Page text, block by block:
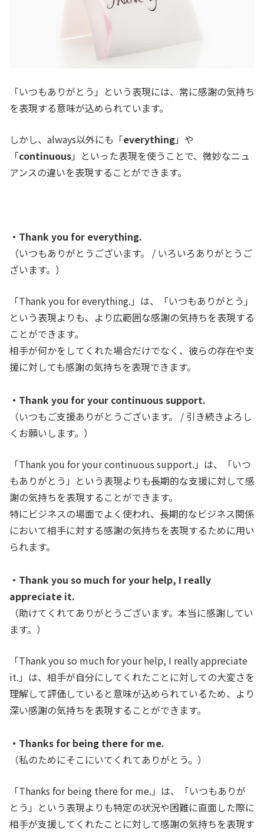
「いつもありがとう」という表現には、常に感謝の気持ち
を表現する意味が込められています。
しかし、always以外にも「everything」や
「continuous」といった表現を使うことで、微妙なニュ
アンスの違いを表現することができます。
・Thank you for everything.
（いつもありがとうございます。 / いろいろありがとうご
ざいます。）
「Thank you for everything.」は、「いつもありがとう」
という表現よりも、より広範囲な感謝の気持ちを表現する
ことができます。
相手が何かをしてくれた場合だけでなく、彼らの存在や支
援に対しても感謝の気持ちを表現できます。
・Thank you for your continuous support.
（いつもご支援ありがとうございます。 / 引き続きよろし
くお願いします。）
「Thank you for your continuous support.」は、「いつ
もありがとう」という表現よりも長期的な支援に対して感
謝の気持ちを表現することができます。
特にビジネスの場面でよく使われ、長期的なビジネス関係
において相手に対する感謝の気持ちを表現するために用い
られます。
・Thank you so much for your help, I really
appreciate it.
（助けてくれてありがとうございます。本当に感謝してい
ます。）
「Thank you so much for your help, I really appreciate
it.」は、相手が自分にしてくれたことに対しての大変さを
理解して評価していると意味が込められているため、より
深い感謝の気持ちを表現することができます。
・Thanks for being there for me.
（私のためにそこにいてくれてありがとう。 ）
「Thanks for being there for me.」は、「いつもありが
とう」という表現よりも特定の状況や困難に直面した際に
相手が支援してくれたことに対して感謝の気持ちを表現す